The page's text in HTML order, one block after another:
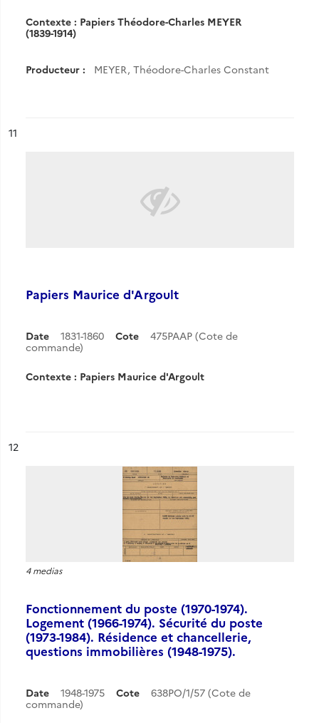
Contexte : Papiers Théodore-Charles MEYER
(1839-1914)
Producteur : MEYER, Théodore-Charles Constant
n°
11
Papiers Maurice d'Argoult
Date 1831-1860 Cote
475PAAP (Cote de
commande)
Contexte : Papiers Maurice d'Argoult
n°
12
4 medias
Fonctionnement du poste (1970-1974).
Logement (1966-1974). Sécurité du poste
(1973-1984). Résidence et chancellerie,
questions immobilières (1948-1975).
Date 1948-1975 Cote
638PO/1/57 (Cote de
commande)